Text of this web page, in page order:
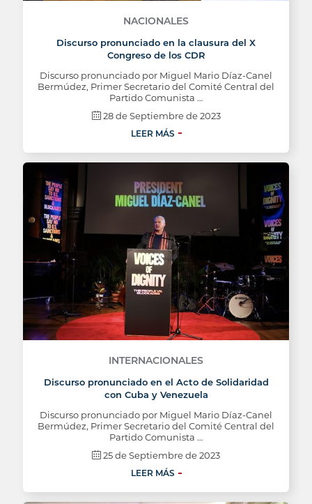
NACIONALES
Discurso pronunciado en la clausura del X
Congreso de los CDR
Discurso pronunciado por Miguel Mario Díaz-Canel
Bermúdez, Primer Secretario del Comité Central del
Partido Comunista …
28 de Septiembre de 2023
LEER MÁS
INTERNACIONALES
Discurso pronunciado en el Acto de Solidaridad
con Cuba y Venezuela
Discurso pronunciado por Miguel Mario Díaz-Canel
Bermúdez, Primer Secretario del Comité Central del
Partido Comunista …
25 de Septiembre de 2023
LEER MÁS